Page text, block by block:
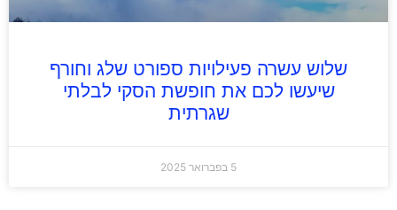
שלוש עשרה פעילויות ספורט שלג וחורף
שיעשו לכם את חופשת הסקי לבלתי
שגרתית
5 בפברואר 2025